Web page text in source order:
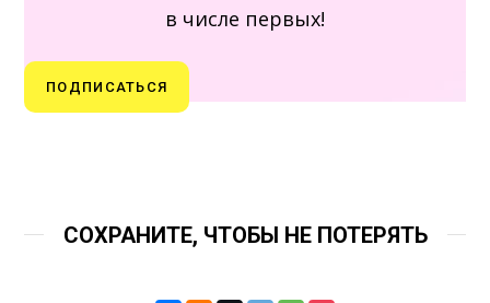
в числе первых!
ПОДПИСАТЬСЯ
СОХРАНИТЕ, ЧТОБЫ НЕ ПОТЕРЯТЬ